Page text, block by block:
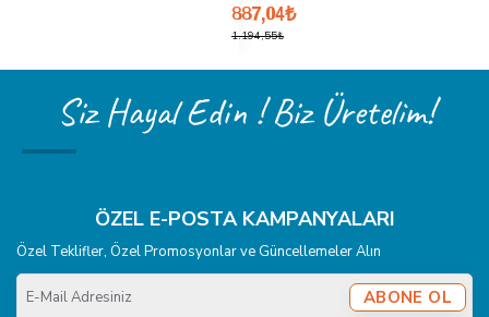
887,04₺
1.194,55₺
Siz Hayal Edin ! Biz Üretelim!
ÖZEL E-POSTA KAMPANYALARI
Özel Teklifler, Özel Promosyonlar ve Güncellemeler Alın
E-
Mail
ABONE OL